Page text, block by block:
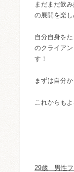
まだまだ飲
の展開を楽し
自分自身を
のクライア
す！
まずは自分
これからもよ
29歳 男性